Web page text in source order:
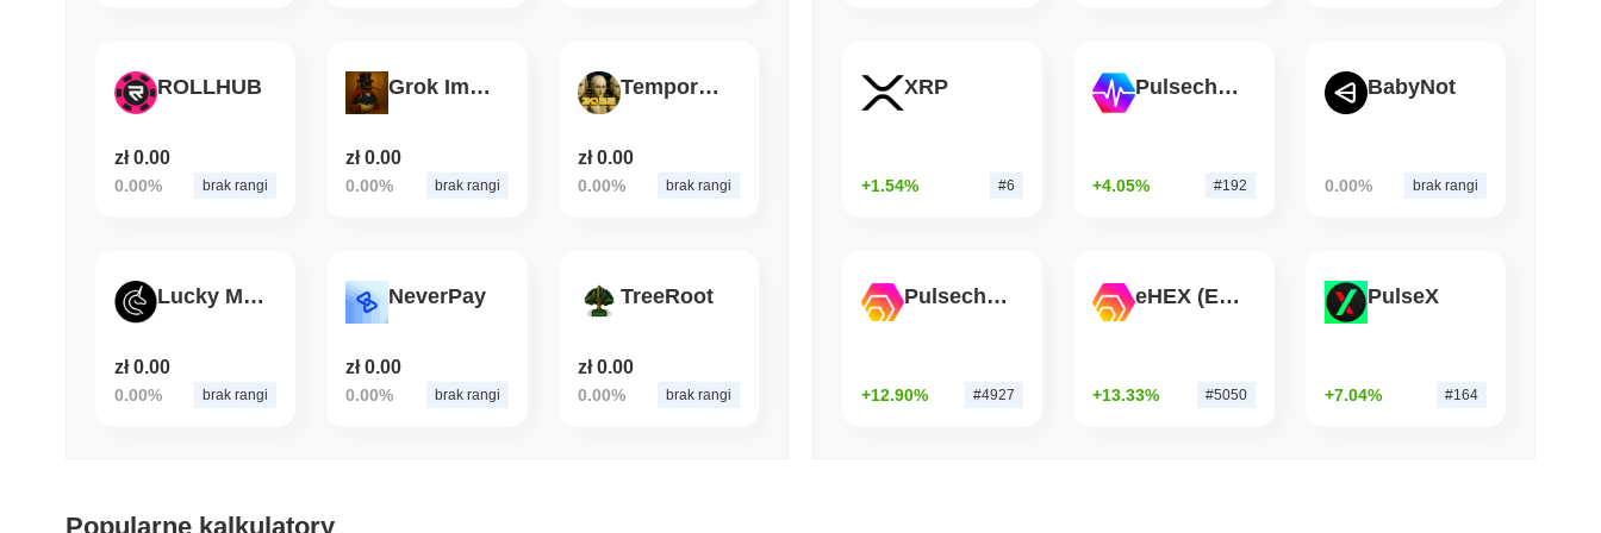
BITCOIN HACKERS
'Ekstremalnie złe': Zespół Bitcoin Red zgłasza 85 krytycznych błędów
ROLLHUB
zł 0.00
0.00% brak rangi
Grok Imagine Penguin
zł 0.00
0.00% brak rangi
Temporal 3022
zł 0.00
0.00% brak rangi
Lucky Moon
zł 0.00
0.00% brak rangi
NeverPay
zł 0.00
0.00% brak rangi
TreeRoot
zł 0.00
0.00% brak rangi
XRP
+1.54% #6
Pulsechain
+4.05% #192
BabyNot
0.00% brak rangi
Pulsechain Bridged HEX (Pulsechain)
+12.90% #4927
eHEX (Ethereum)
+13.33% #5050
PulseX
+7.04% #164
Popularne kalkulatory